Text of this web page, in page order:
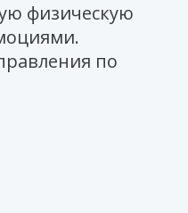
физическую
по